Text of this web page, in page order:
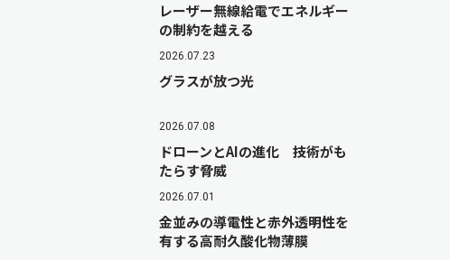
レーザー無線給電でエネルギー
の制約を越える
2026.07.23
グラスが放つ光
2026.07.08
ドローンとAIの進化 技術がも
たらす脅威
2026.07.01
金並みの導電性と赤外透明性を
有する高耐久酸化物薄膜